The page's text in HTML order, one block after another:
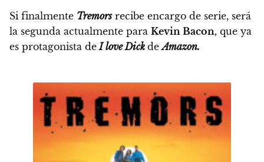
Si finalmente Tremorsrecibe encargo de serie, será
la segunda actualmente para Kevin Bacon, que ya
es protagonista deI love Dick deAmazon.